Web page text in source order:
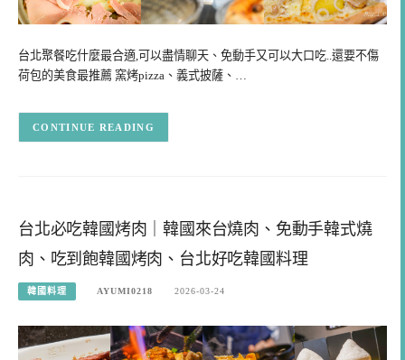
台北聚餐吃什麼最合適,可以盡情聊天、免動手又可以大口吃..還要不傷
荷包的美食最推薦 窯烤pizza、義式披薩、…
CONTINUE READING
台北必吃韓國烤肉｜韓國來台燒肉、免動手韓式燒
肉、吃到飽韓國烤肉、台北好吃韓國料理
韓國料理 AYUMI0218 2026-03-24